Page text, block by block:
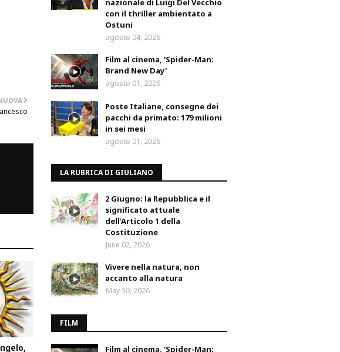
nazionale di Luigi Del Vecchio
con il thriller ambientato a
Ostuni
agosto 04, 2026
Film al cinema, 'Spider-Man:
Brand New Day'
agosto 01, 2026
Poste Italiane, consegne dei
pacchi da primato: 179 milioni
in sei mesi
agosto 01, 2026
LA RUBRICA DI GIULIANO
2 Giugno: la Repubblica e il
significato attuale
dell’Articolo 1 della
Costituzione
June 02, 2026
Vivere nella natura, non
accanto alla natura
May 30, 2026
FILM
Film al cinema, 'Spider-Man: